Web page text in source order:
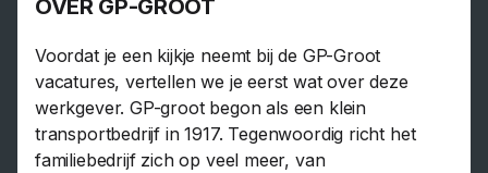
OVER GP-GROOT
Voordat je een kijkje neemt bij de GP-Groot
vacatures, vertellen we je eerst wat over deze
werkgever. GP-groot begon als een klein
transportbedrijf in 1917. Tegenwoordig richt het
familiebedrijf zich op veel meer, van